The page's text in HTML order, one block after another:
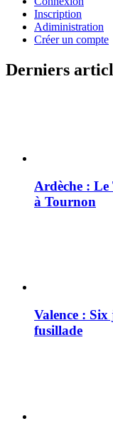
Inscription
Adiministration
Créer un compte
Derniers
Ardèche :
à Tournon
Valence : Six
fusillade